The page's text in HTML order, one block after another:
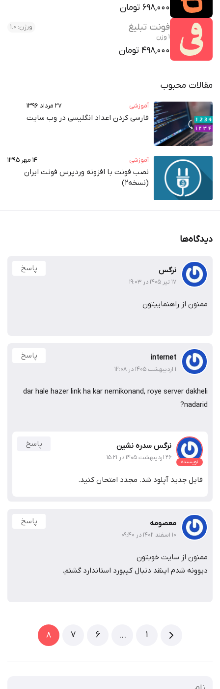
698,000 تومان
فونت تبلیغ
ورژن: 1.0
1 وزن
498,000 تومان
مقالات محبوب
آموزشی ۲۷ مرداد ۱۳۹۶
فارسی کردن اعداد انگلیسی در وب‌ سایت
آموزشی ۱۴ مهر ۱۳۹۵
نصب فونت با افزونه وردپرس فونت ایران
(نسخه2)
دیدگاه‌ها
نرگس
۱۷ تیر ۱۴۰۵ در ۱۹:۰۳
پاسخ
ممنون از راهنماییتون
internet
۱ اردیبهشت ۱۴۰۵ در ۱۲:۰۸
پاسخ
dar hale hazer link ha kar nemikonand, roye server dakheli
nadarid?
نویسنده
نرگس سدره نشین
۲۶ اردیبهشت ۱۴۰۵ در ۱۵:۲۱
پاسخ
فایل جدید آپلود شد. مجدد امتحان کنید.
معصومه
۱۰ اسفند ۱۴۰۲ در ۰۹:۴۰
پاسخ
ممنون از سایت خوبتون
دیوونه شدم اینقد دنبال کیبورد استاندارد گشتم.
1
…
6
7
8